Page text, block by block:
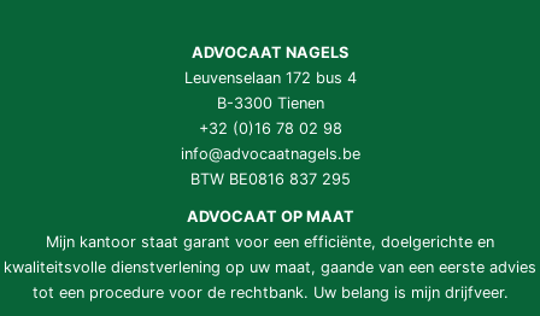
ADVOCAAT NAGELS
Leuvenselaan 172 bus 4
B-3300 Tienen
+32 (0)16 78 02 98
info@advocaatnagels.be
BTW BE0816 837 295
ADVOCAAT OP MAAT
Mijn kantoor staat garant voor een efficiënte, doelgerichte en
kwaliteitsvolle dienstverlening op uw maat, gaande van een eerste advies
tot een procedure voor de rechtbank. Uw belang is mijn drijfveer.